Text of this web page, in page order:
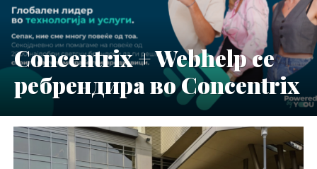
Concentrix + Webhelp се
ребрендира во Concentrix